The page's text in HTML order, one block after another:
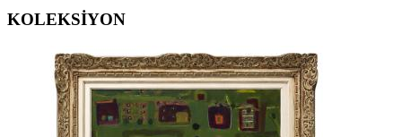
KOLEKSİYON